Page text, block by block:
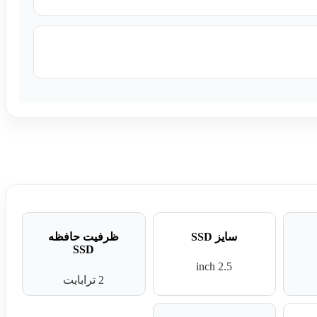
سایز SSD
2.5 inch
ظرفیت حافظه
SSD
2 ترابایت